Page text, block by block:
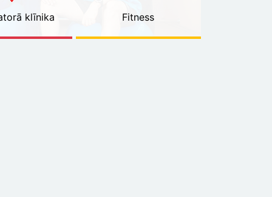
klīnika Fitness